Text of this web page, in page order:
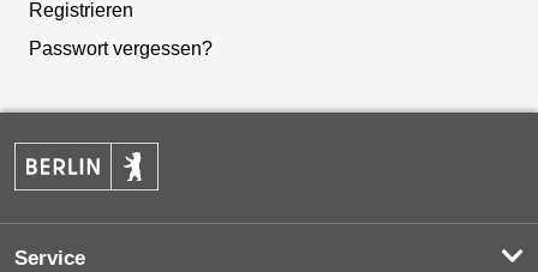
Registrieren
Passwort vergessen?
Service